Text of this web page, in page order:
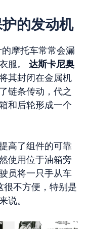
的发动机
摩托车常常会漏
服。 达斯卡尼奥
其封闭在金属机
链条传动，代之
和后轮形成一个
高了组件的可靠
使用位于油箱旁
员将一只手从车
很不方便，特别是
说。